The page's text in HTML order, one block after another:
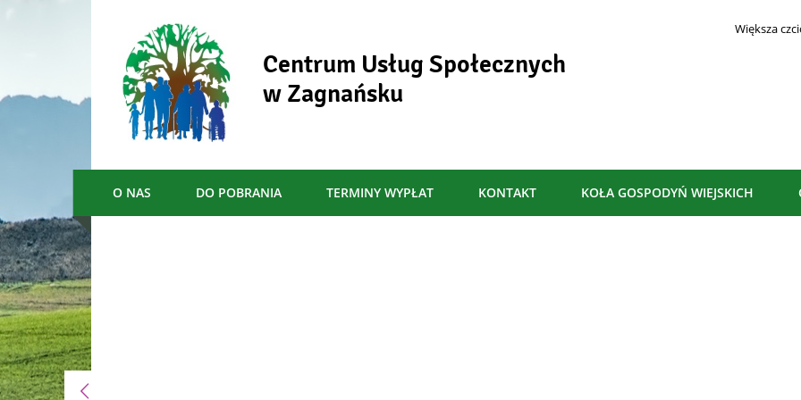
Centrum Usług Społecznych
w Zagnańsku- Nowe usługi społeczne w ramach
Większa
Menu główne
O NAS DO POBRANIA TERMINY WYPŁAT KONTAKT KOŁA GOSPODYŃ WIEJSKICH